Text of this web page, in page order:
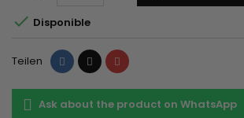
 Disponible
Teilen Teilen Tweet Pinterest
Ask about the product on WhatsApp